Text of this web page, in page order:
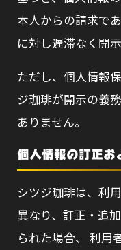
本人からの請求で
に対し遅滞なく開示
ただし、個人情報
ジ珈琲が開示の義
ありません。
個人情報の訂正お
シツジ珈琲は、利
異なり、訂正・追
られた場合、 利用